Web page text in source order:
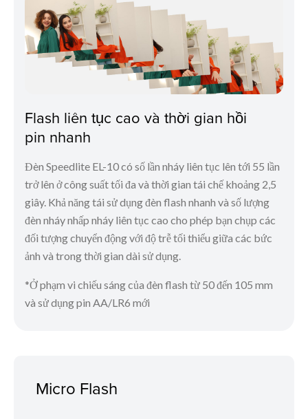
Flash liên tục cao và thời gian hồi
pin nhanh
Đèn Speedlite EL-10 có số lần nháy liên tục lên tới 55 lần
trở lên ở công suất tối đa và thời gian tái chế khoảng 2,5
giây. Khả năng tái sử dụng đèn flash nhanh và số lượng
đèn nháy nhấp nháy liên tục cao cho phép bạn chụp các
đối tượng chuyển động với độ trễ tối thiểu giữa các bức
ảnh và trong thời gian dài sử dụng.
*Ở phạm vi chiếu sáng của đèn flash từ 50 đến 105 mm
và sử dụng pin AA/LR6 mới
Micro Flash